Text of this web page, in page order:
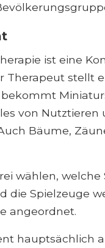
ist eine
Therapeut stellt
von
Bäume,
wählen,
die Spielzeuge
angeordnet.
hauptsächlich